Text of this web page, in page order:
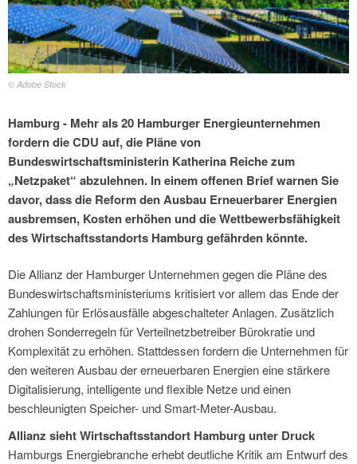
© Adobe Stock
Hamburg - Mehr als 20 Hamburger Energieunternehmen
fordern die CDU auf, die Pläne von
Bundeswirtschaftsministerin Katherina Reiche zum
„Netzpaket“ abzulehnen. In einem offenen Brief warnen Sie
davor, dass die Reform den Ausbau Erneuerbarer Energien
ausbremsen, Kosten erhöhen und die Wettbewerbsfähigkeit
des Wirtschaftsstandorts Hamburg gefährden könnte.
Die Allianz der Hamburger Unternehmen gegen die Pläne des
Bundeswirtschaftsministeriums kritisiert vor allem das Ende der
Zahlungen für Erlösausfälle abgeschalteter Anlagen. Zusätzlich
drohen Sonderregeln für Verteilnetzbetreiber Bürokratie und
Komplexität zu erhöhen. Stattdessen fordern die Unternehmen für
den weiteren Ausbau der erneuerbaren Energien eine stärkere
Digitalisierung, intelligente und flexible Netze und einen
beschleunigten Speicher- und Smart-Meter-Ausbau.
Allianz sieht Wirtschaftsstandort Hamburg unter Druck
Hamburgs Energiebranche erhebt deutliche Kritik am Entwurf des